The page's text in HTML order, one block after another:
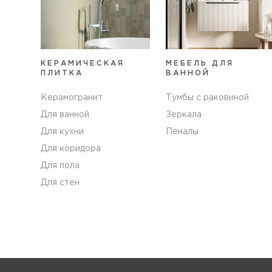
КЕРАМИЧЕСКАЯ
ПЛИТКА
Керамогранит
Для ванной
Для кухни
Для коридора
Для пола
Для стен
МЕБЕЛЬ ДЛЯ
ВАННОЙ
Тумбы с раковиной
Зеркала
Пеналы